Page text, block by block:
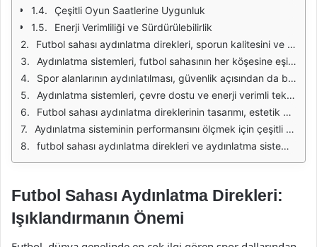
Çeşitli Oyun Saatlerine Uygunluk
Enerji Verimliliği ve Sürdürülebilirlik
Futbol sahası aydınlatma direkleri, sporun kalitesini ve izleyici deneyimini artırmada kritik bir rol oynar. Günümüzde, futbol maçları yalnızca gündüz değil, aynı zamanda akşam saatlerinde de düzenlenmektedir. Bu durum, aydınlatmanın kalitesinin ve seviyesinin artırılmasını zorunlu kılar. Uygun aydınlatma, oyuncuların performansını artırırken, izleyicilerin de maçı rahat bir şekilde takip etmelerini sağlar.
Aydınlatma sistemleri, futbol sahasının her köşesine eşit ve yeterli ışık yaymalıdır. Düzgün dağıtılmış ışık, oyuncuların hareketlerini net bir şekilde görmelerini ve antrenman yaparken ya da maç sırasında hatalı durumları minimize etmelerini sağlar. Ayrıca, aydınlatma direklerinin yüksekliği ve yerleşimi, ışığın her noktaya ulaşmasını sağlamak için dikkatlice planlanmalıdır.
Spor alanlarının aydınlatılması, güvenlik açısından da büyük önem taşır. Gece saatlerinde yapılan etkinliklerde, iyi bir aydınlatma, olası kazaların ve yaralanmaların önüne geçer. Oyuncuların ve izleyicilerin güvenliğini sağlamak için aydınlatmanın yeterli düzeyde olması, spor tesislerinin temel gerekliliklerinden biridir.
Aydınlatma sistemleri, çevre dostu ve enerji verimli teknolojilerle donatıldığında, hem maliyetleri düşürür hem de çevresel etkiyi azaltır. LED aydınlatma sistemleri, enerji tüketimini önemli ölçüde azaltarak, uzun ömürlü olmaları sayesinde bakım maliyetlerini de minimize eder. Bu tür sistemler, futbol sahalarının aydınlatma ihtiyaçlarını karşılamak için ideal bir çözümdür.
Futbol sahası aydınlatma direklerinin tasarımı, estetik açıdan da önemlidir. Modern aydınlatma direkleri, sahaların genel görünümünü iyileştirirken, aynı zamanda işlevselliği de artırır. Bu direklerin yerleşimi ve tasarımı, spor alanının genel mimarisine uyum sağlamalıdır.
Aydınlatma sisteminin performansını ölçmek için çeşitli kriterler vardır. Lüks seviyeleri, ışık kalitesi ve renk sıcaklığı gibi faktörler, aydınlatmanın etkinliğini belirler. Bu nedenle, futbol sahası aydınlatma sistemleri kurulurken profesyonel bir ekip tarafından detaylı bir analiz yapılması önemlidir.
futbol sahası aydınlatma direkleri ve aydınlatma sistemlerinin önemi göz ardı edilemez. Hem oyuncuların performansını artırma hem de izleyicilere keyifli bir deneyim sunma açısından kritik rol oynarlar. Bu nedenle, doğru tasarım ve teknoloji kullanımı ile spor tesislerinin aydınlatma ihtiyaçları etkili bir şekilde karşılanmalıdır.
Futbol Sahası Aydınlatma Direkleri:
Işıklandırmanın Önemi